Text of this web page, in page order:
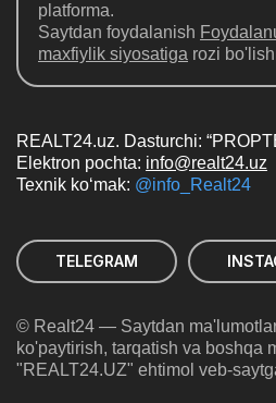
platforma.
Saytdan foydalanish
maxfiylik siyosatiga rozi
REALT24.uz. Dasturchi:
Elektron pochta: info@realt24.uz
Texnik ko‘mak: @info_Realt24
TELEGRAM
© Realt24 — Saytdan
ko'paytirish, tarqatish va boshqa
"REALT24.UZ" ehtimol veb-